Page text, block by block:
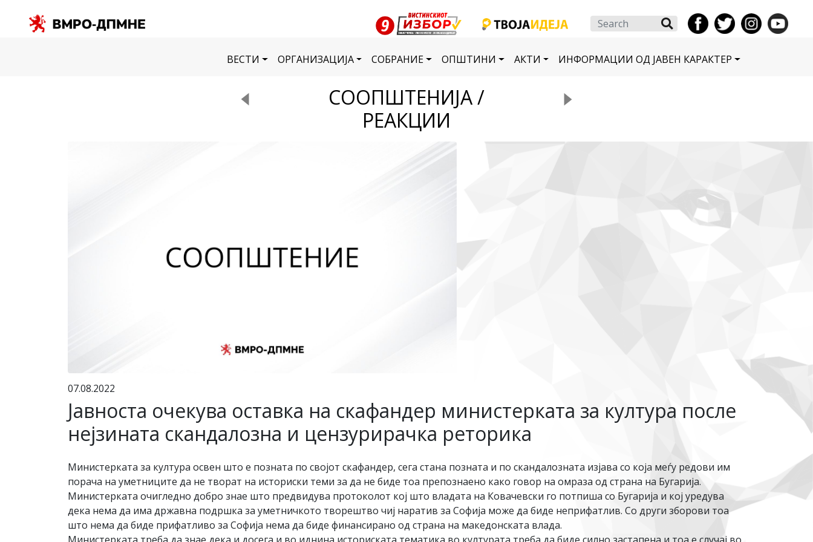
Search
ВЕСТИ ОРГАНИЗАЦИЈА СОБРАНИЕ ОПШТИНИ АКТИ ИНФОРМАЦИИ ОД ЈАВЕН КАРАКТЕР
СООПШТЕНИЈА /
РЕАКЦИИ
07.08.2022
Јавноста очекува оставка на скафандер министерката за култура после
нејзината скандалозна и цензурирачка реторика
Министерката за култура освен што е позната по својот скафандер, сега стана позната и по скандалозната изјава со која меѓу редови им
порача на уметниците да не творат на историски теми за да не биде тоа препознаено како говор на омраза од страна на Бугарија.
Министерката очигледно добро знае што предвидува протоколот кој што владата на Ковачевски го потпиша со Бугарија и кој уредува
дека нема да има државна подршка за уметничкото творештво чиј наратив за Софија може да биде неприфатлив. Со други зборови тоа
што нема да биде прифатливо за Софија нема да биде финансирано од страна на македонската влада.